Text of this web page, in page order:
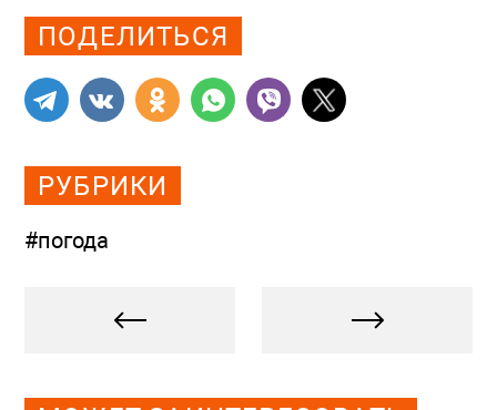
ПОДЕЛИТЬСЯ
РУБРИКИ
#погода